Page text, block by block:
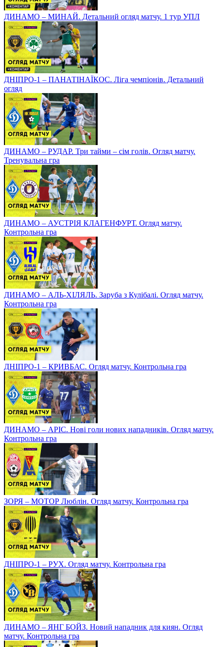
ДИНАМО – МИНАЙ. Детальний огляд матчу. 1 тур УПЛ
ДНІПРО-1 – ПАНАТІНАЇКОС. Ліга чемпіонів. Детальний
огляд
ДИНАМО – РУДАР. Три тайми – сім голів. Огляд матчу.
Тренувальна гра
ДИНАМО – АУСТРІЯ КЛАГЕНФУРТ. Огляд матчу.
Контрольна гра
ДИНАМО – АЛЬ-ХІЛЯЛЬ. Заруба з Кулібалі. Огляд матчу.
Контрольна гра
ДНІПРО-1 – КРИВБАС. Огляд матчу. Контрольна гра
ДИНАМО – АРІС. Нові голи нових нападників. Огляд матчу.
Контрольна гра
ЗОРЯ – МОТОР Люблін. Огляд матчу. Контрольна гра
ДНІПРО-1 – РУХ. Огляд матчу. Контрольна гра
ДИНАМО – ЯНГ БОЙЗ. Новий нападник для киян. Огляд
матчу. Контрольна гра